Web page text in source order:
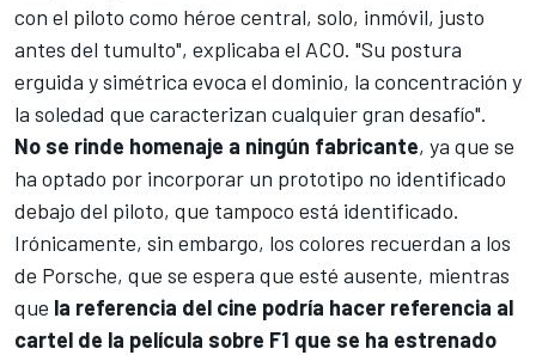
con el piloto como héroe central, solo, inmóvil, justo
antes del tumulto", explicaba el ACO. "Su postura
erguida y simétrica evoca el dominio, la concentración y
la soledad que caracterizan cualquier gran desafío".
No se rinde homenaje a ningún fabricante, ya que se
ha optado por incorporar un prototipo no identificado
debajo del piloto, que tampoco está identificado.
Irónicamente, sin embargo, los colores recuerdan a los
de Porsche, que se espera que esté ausente, mientras
que la referencia del cine podría hacer referencia al
cartel de la película sobre F1 que se ha estrenado